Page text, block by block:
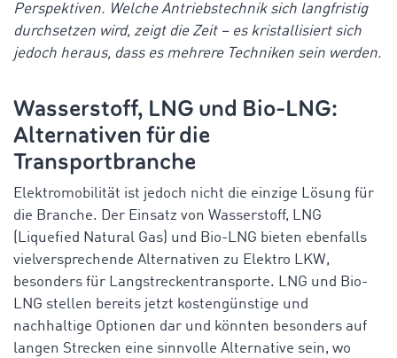
Perspektiven. Welche Antriebstechnik sich langfristig
durchsetzen wird, zeigt die Zeit – es kristallisiert sich
jedoch heraus, dass es mehrere Techniken sein werden.
Wasserstoff, LNG und Bio-LNG:
Alternativen für die
Transportbranche
Elektromobilität ist jedoch nicht die einzige Lösung für
die Branche. Der Einsatz von Wasserstoff, LNG
Liquefied Natural Gas) und Bio-LNG bieten ebenfalls
vielversprechende Alternativen zu Elektro LKW,
besonders für Langstreckentransporte. LNG und Bio-
LNG stellen bereits jetzt kostengünstige und
nachhaltige Optionen dar und könnten besonders auf
langen Strecken eine sinnvolle Alternative sein, wo